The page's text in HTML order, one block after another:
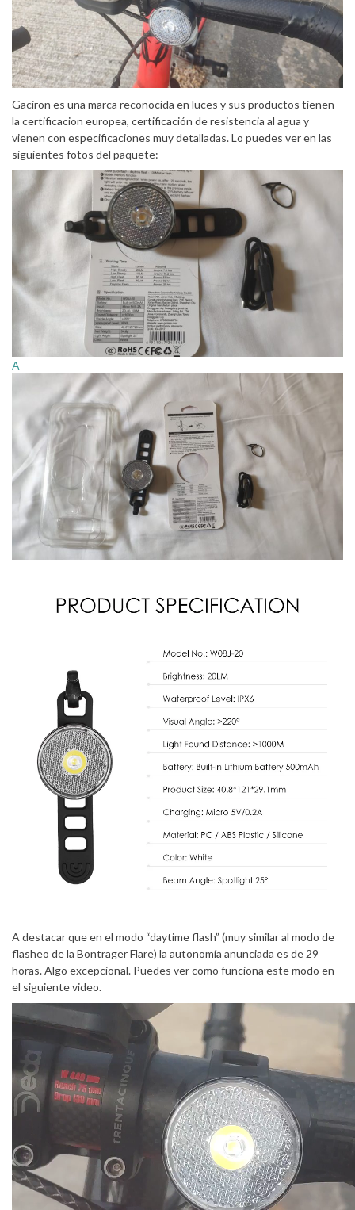
Gaciron es una marca reconocida en luces y sus productos tienen
la certificacion europea, certificación de resistencia al agua y
vienen con especificaciones muy detalladas. Lo puedes ver en las
siguientes fotos del paquete:
A
A destacar que en el modo “daytime flash” (muy similar al modo de
flasheo de la Bontrager Flare) la autonomía anunciada es de 29
horas. Algo excepcional. Puedes ver como funciona este modo en
el siguiente video.